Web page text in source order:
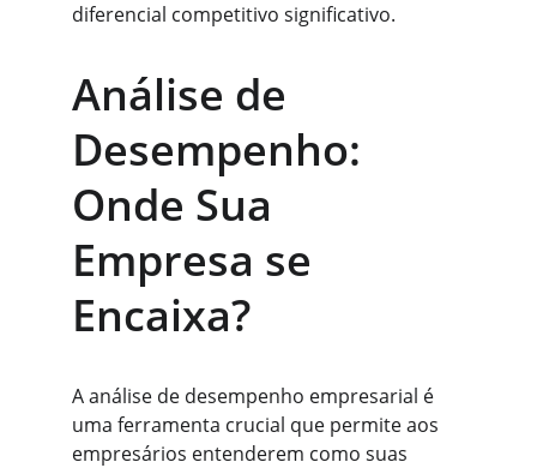
diferencial competitivo significativo.
Análise de
Desempenho:
Onde Sua
Empresa se
Encaixa?
A análise de desempenho empresarial é
uma ferramenta crucial que permite aos
empresários entenderem como suas